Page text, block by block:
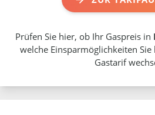
Prüfen Sie hier, ob Ihr Gaspreis in
welche Einsparmöglichkeiten Sie
Gastarif